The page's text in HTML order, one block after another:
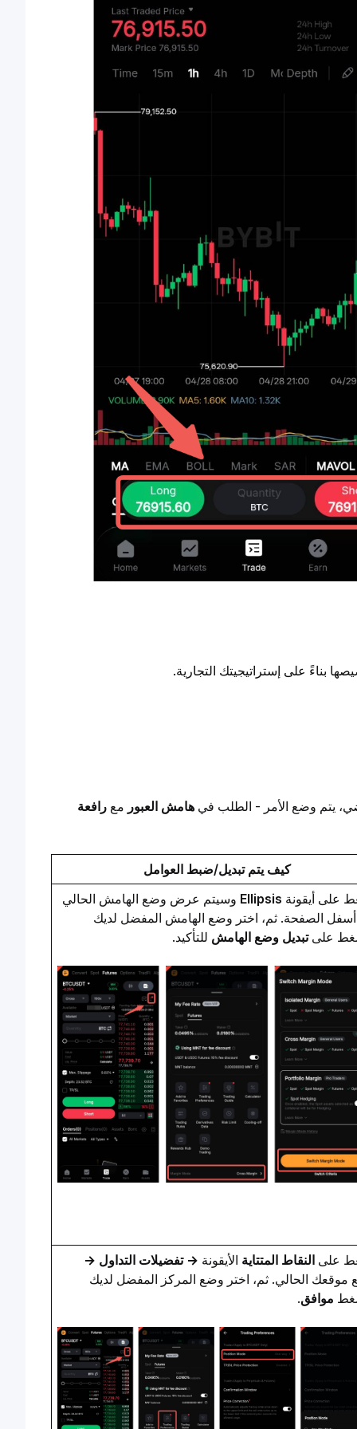
بناءً على إستراتيجيتك التجارية.
يتم وضع الأمر - الطلب في هامش العبور مع
كيف يتم تبديل/ضبط العوامل
على أيقونة Ellipsis
على تبديل وضع الهامش للتأكيد.
على النقاط المتتاية الأيقونة → تفضيلات التداول →
موافق.